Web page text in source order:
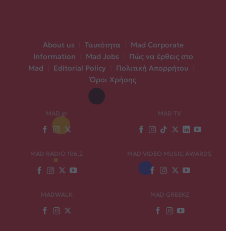
About us Ταυτότητα
Mad Corporate
Information
Mad Jobs
Πώς να έρθεις στο
Mad
Editorial Policy Πολιτική Απορρήτου
Όροι Χρήσης
MAD.gr MAD TV
MAD RADIO 106,2 MAD VIDEO MUSIC AWARDS
MADWALK MAD GREEKZ